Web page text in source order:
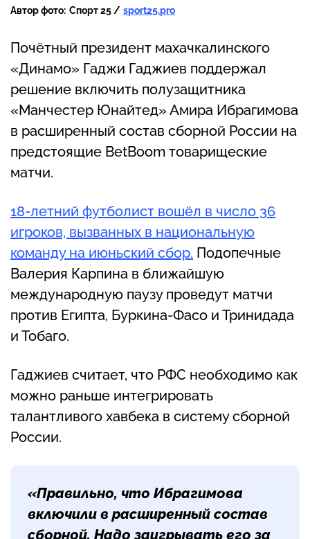
Автор фото: Спорт 25 / sport25.pro
Почётный президент махачкалинского
«Динамо» Гаджи Гаджиев поддержал
решение включить полузащитника
«Манчестер Юнайтед» Амира Ибрагимова
в расширенный состав сборной России на
предстоящие BetBoom товарищеские
матчи.
18-летний футболист вошёл в число 36
игроков, вызванных в национальную
команду на июньский сбор. Подопечные
Валерия Карпина в ближайшую
международную паузу проведут матчи
против Египта, Буркина-Фасо и Тринидада
и Тобаго.
Гаджиев считает, что РФС необходимо как
можно раньше интегрировать
талантливого хавбека в систему сборной
России.
«Правильно, что Ибрагимова
включили в расширенный состав
сборной. Надо заигрывать его за